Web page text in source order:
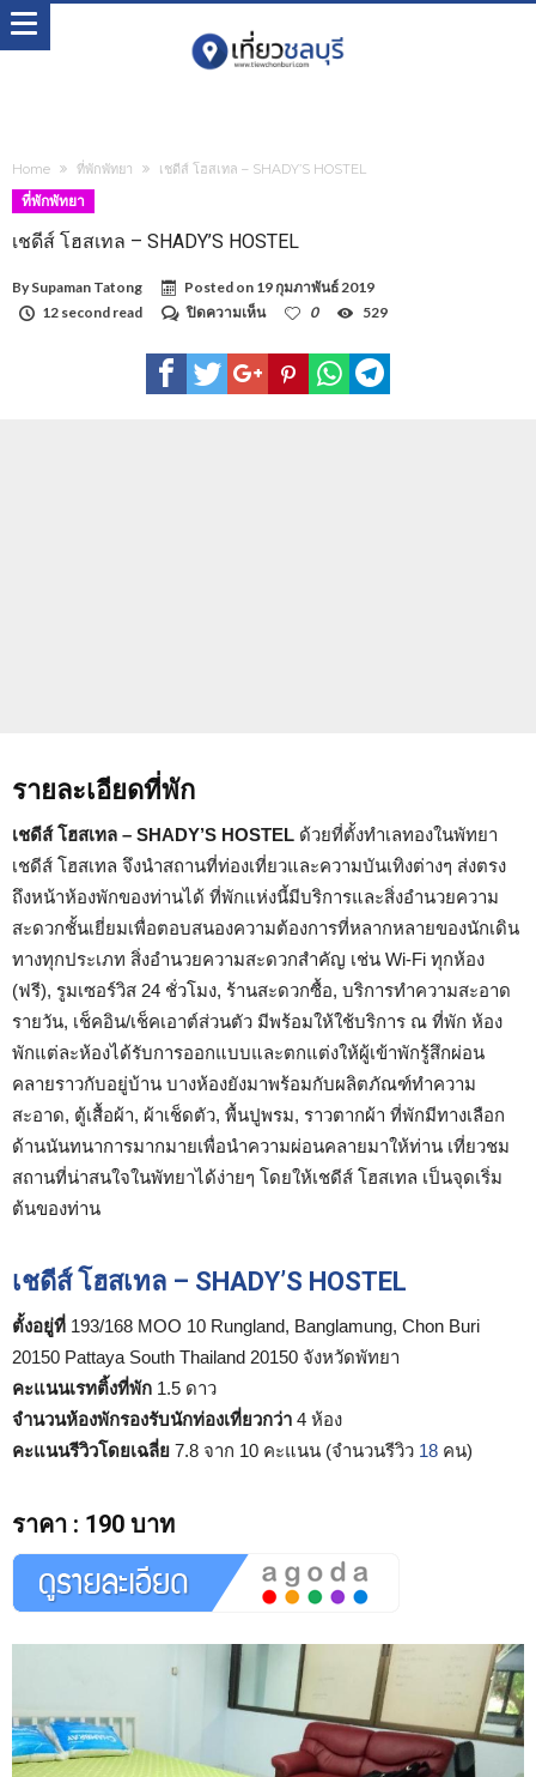
Home ที่พักพัทยา เชดีส์ โฮสเทล – SHADY’S HOSTEL
ที่พักพัทยา
เชดีส์ โฮสเทล – SHADY’S HOSTEL
By Supaman Tatong Posted on 19 กุมภาพันธ์ 2019
12 second read
ปิดความเห็นบน
ส์
สเทล
0 529
รายละเอียดที่พัก
เชดีส์ โฮสเทล – SHADY’S HOSTEL ด้วยที่ตั้งทำเลทองในพัทยา
เชดีส์ โฮสเทล จึงนำสถานที่ท่องเที่ยวและความบันเทิงต่างๆ ส่งตรง
ถึงหน้าห้องพักของท่านได้ ที่พักแห่งนี้มีบริการและสิ่งอำนวยความ
สะดวกชั้นเยี่ยมเพื่อตอบสนองความต้องการที่หลากหลายของนักเดิน
ทางทุกประเภท สิ่งอำนวยความสะดวกสำคัญ เช่น Wi-Fi ทุกห้อง
(ฟรี), รูมเซอร์วิส 24 ชั่วโมง, ร้านสะดวกซื้อ, บริการทำความสะอาด
รายวัน, เช็คอิน/เช็คเอาต์ส่วนตัว มีพร้อมให้ใช้บริการ ณ ที่พัก ห้อง
พักแต่ละห้องได้รับการออกแบบและตกแต่งให้ผู้เข้าพักรู้สึกผ่อน
คลายราวกับอยู่บ้าน บางห้องยังมาพร้อมกับผลิตภัณฑ์ทำความ
สะอาด, ตู้เสื้อผ้า, ผ้าเช็ดตัว, พื้นปูพรม, ราวตากผ้า ที่พักมีทางเลือก
ด้านนันทนาการมากมายเพื่อนำความผ่อนคลายมาให้ท่าน เที่ยวชม
สถานที่น่าสนใจในพัทยาได้ง่ายๆ โดยให้เชดีส์ โฮสเทล เป็นจุดเริ่ม
ต้นของท่าน
เชดีส์ โฮสเทล – SHADY’S HOSTEL
ตั้งอยู่ที่ 193/168 MOO 10 Rungland, Banglamung, Chon Buri
20150 Pattaya South Thailand 20150 จังหวัดพัทยา
คะแนนเรทติ้งที่พัก 1.5 ดาว
จำนวนห้องพักรองรับนักท่องเที่ยวกว่า 4 ห้อง
คะแนนรีวิวโดยเฉลี่ย 7.8 จาก 10 คะแนน (จำนวนรีวิว 18 คน)
ราคา : 190 บาท